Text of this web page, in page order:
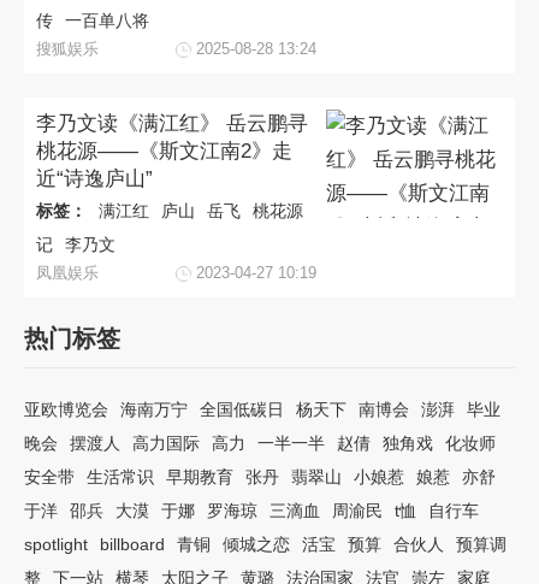
传
一百单八将
搜狐娱乐 2025-08-28 13:24
李乃文读《满江红》 岳云鹏寻
桃花源——《斯文江南2》走
近“诗逸庐山”
标签： 满江红 庐山 岳飞
桃花源
记
李乃文
凤凰娱乐 2023-04-27 10:19
热门标签
亚欧博览会 海南万宁 全国低碳日 杨天下 南博会 澎湃
毕业
晚会
摆渡人 高力国际 高力 一半一半 赵倩 独角戏
化妆师
安全带
生活常识 早期教育 张丹 翡翠山 小娘惹 娘惹
亦舒
于洋
邵兵 大漠 于娜 罗海琼 三滴血 周渝民 t恤
自行车
spotlight
billboard 青铜 倾城之恋 活宝 预算 合伙人
预算调
整
下一站 横琴 太阳之子 黄璐 法治国家 法官 崇左 家庭